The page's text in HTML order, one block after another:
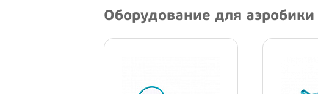
Оборудование для